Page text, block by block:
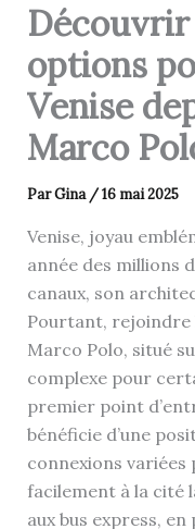
options
Venise
Marco
ParGina /16 mai 2025
Venise, joyau
année des millions
canaux, son
Pourtant, rejoindre
Marco Polo, situé
complexe pour
premier point
bénéficie d’une
connexions
facilement à la cité
aux bus express,